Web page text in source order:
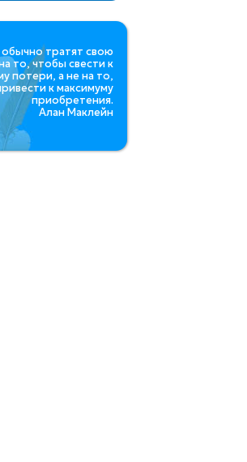
тратят свою
то, чтобы свести к
потери, а не на то,
к максимуму
приобретения.
Алан Маклейн